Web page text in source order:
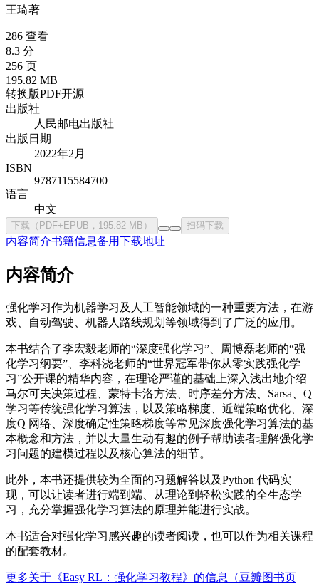
王琦著
286 查看
8.3 分
256 页
195.82 MB
转换版PDF开源
出版社
人民邮电出版社
出版日期
2022年2月
ISBN
9787115584700
语言
中文
下载（PDF+EPUB，195.82 MB） 扫码下载
内容简介书籍信息备用下载地址
内容简介
强化学习作为机器学习及人工智能领域的一种重要方法，在游
戏、自动驾驶、机器人路线规划等领域得到了广泛的应用。
本书结合了李宏毅老师的“深度强化学习”、周博磊老师的“强
化学习纲要”、李科浇老师的“世界冠军带你从零实践强化学
习”公开课的精华内容，在理论严谨的基础上深入浅出地介绍
马尔可夫决策过程、蒙特卡洛方法、时序差分方法、Sarsa、Q
学习等传统强化学习算法，以及策略梯度、近端策略优化、深
度Q 网络、深度确定性策略梯度等常见深度强化学习算法的基
本概念和方法，并以大量生动有趣的例子帮助读者理解强化学
习问题的建模过程以及核心算法的细节。
此外，本书还提供较为全面的习题解答以及Python 代码实
现，可以让读者进行端到端、从理论到轻松实践的全生态学
习，充分掌握强化学习算法的原理并能进行实战。
本书适合对强化学习感兴趣的读者阅读，也可以作为相关课程
的配套教材。
更多关于《Easy RL：强化学习教程》的信息（豆瓣图书页